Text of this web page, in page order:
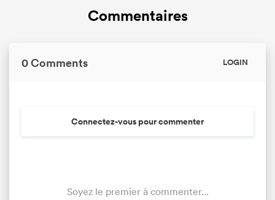
Commentaires
0 Comments LOGIN
Connectez-vous pour commenter
Soyez le premier à commenter...